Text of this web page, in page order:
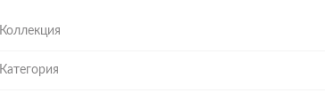
Коллекция
Категория